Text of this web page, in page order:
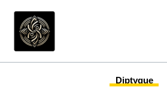
contenu
Diptyque